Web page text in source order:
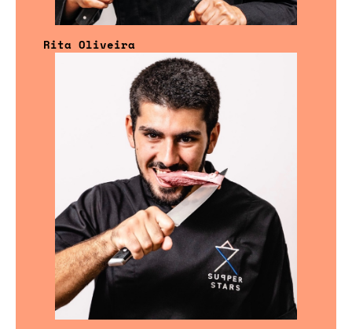
Rita Oliveira